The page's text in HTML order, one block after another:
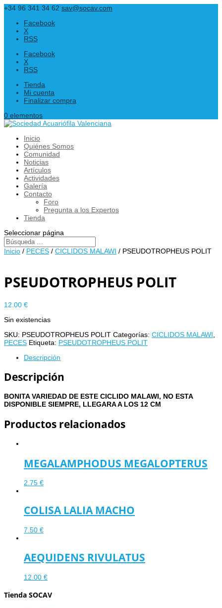
+34 96 341 34 62 sav@socav.com
Facebook
X
RSS
Facebook
X
RSS
Tienda
Mi cuenta
Finalizar compra
0 elementos
Inicio
Quiénes Somos
Comunidad
Noticias
Artículos
Actividades
Galería
Contacto
Foro
Pregunta a los Expertos
Tienda
Seleccionar página
Inicio / PECES / CICLIDOS MALAWI / PSEUDOTROPHEUS POLIT
PSEUDOTROPHEUS POLIT
12.00 €
Sin existencias
SKU: PSEUDOTROPHEUS POLIT Categorías: CICLIDOS MALAWI
PECES Etiqueta: PSEUDOTROPHEUS POLIT
Descripción
Descripción
BONITA VARIEDAD DE ESTE CICLIDO MALAWI, NO ESTA
DISPONIBLE SIEMPRE, LLEGARA A LOS 12 CM
Productos relacionados
MEGALAMPHODUS MEGALOPTERUS
2.75 €
COLISA LALIA MACHO
7.50 €
AEQUIDENS RIVULATUS
12.00 €
Tienda SOCAV